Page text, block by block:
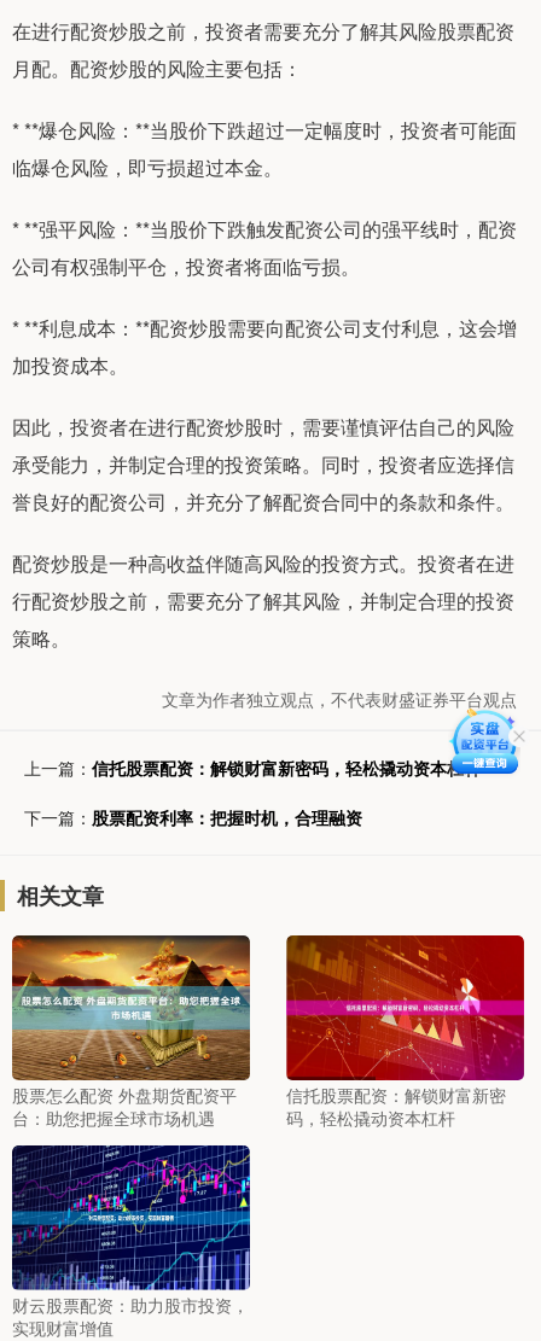
在进行配资炒股之前，投资者需要充分了解其风险股票配资
月配。配资炒股的风险主要包括：
* **爆仓风险：**当股价下跌超过一定幅度时，投资者可能面
临爆仓风险，即亏损超过本金。
* **强平风险：**当股价下跌触发配资公司的强平线时，配资
公司有权强制平仓，投资者将面临亏损。
* **利息成本：**配资炒股需要向配资公司支付利息，这会增
加投资成本。
因此，投资者在进行配资炒股时，需要谨慎评估自己的风险
承受能力，并制定合理的投资策略。同时，投资者应选择信
誉良好的配资公司，并充分了解配资合同中的条款和条件。
配资炒股是一种高收益伴随高风险的投资方式。投资者在进
行配资炒股之前，需要充分了解其风险，并制定合理的投资
策略。
文章为作者独立观点，不代表财盛证券平台观点
上一篇： 信托股票配资：解锁财富新密码，轻松撬动资本杠杆
下一篇： 股票配资利率：把握时机，合理融资
相关文章
股票怎么配资 外盘期货配资平
台：助您把握全球市场机遇
信托股票配资：解锁财富新密
码，轻松撬动资本杠杆
财云股票配资：助力股市投资，
实现财富增值